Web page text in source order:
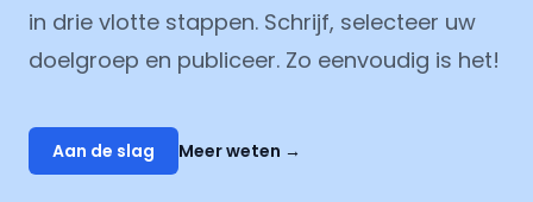
in drie vlotte stappen. Schrijf, selecteer uw
doelgroep en publiceer. Zo eenvoudig is het!
Aan de slag Meer weten →